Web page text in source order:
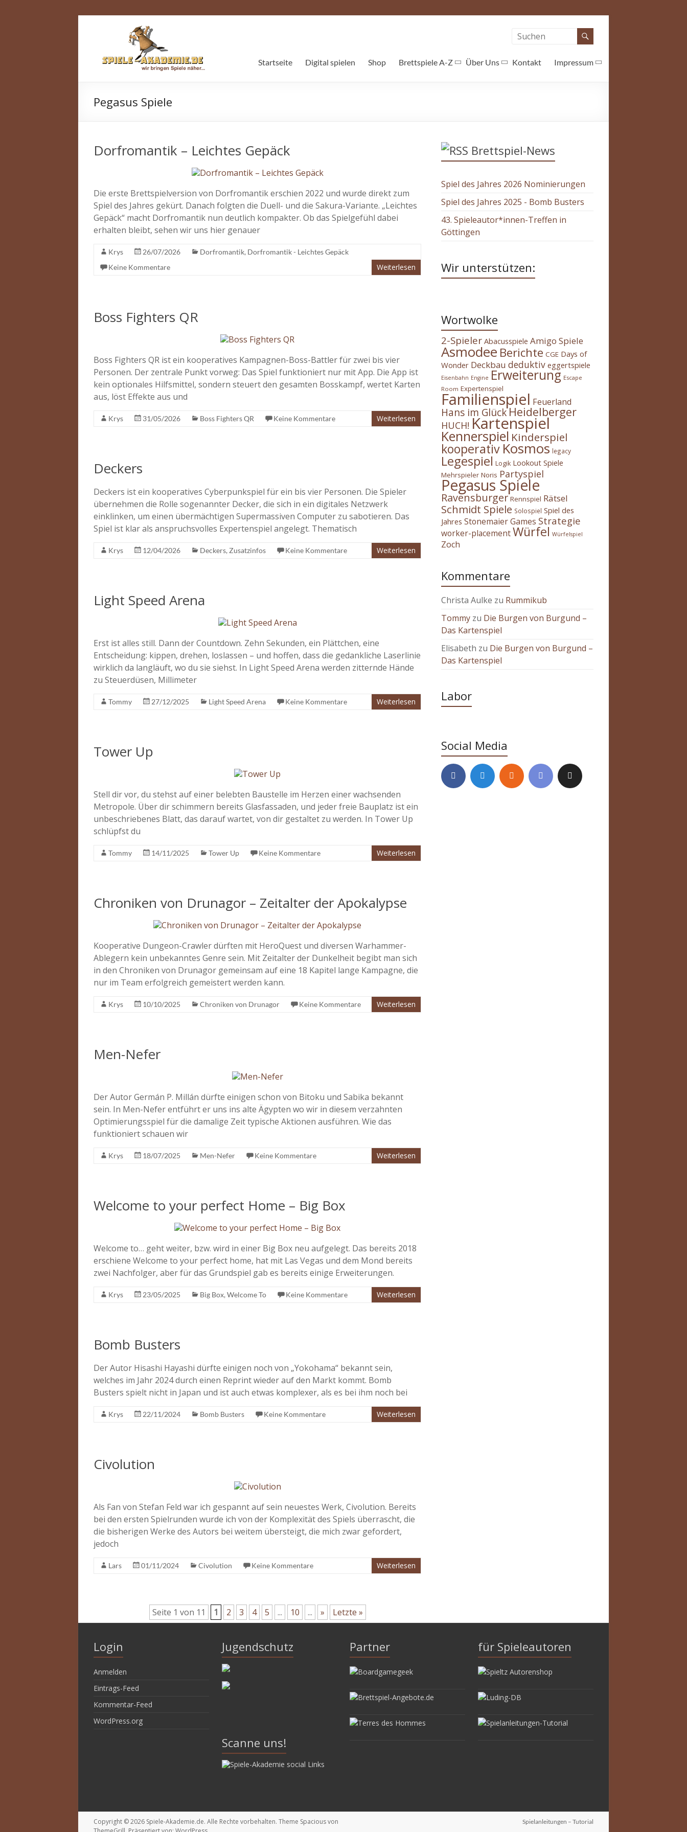
Spiele-
Akademie.de
Spiele
näher…
Startseite Digital spielen Shop Brettspiele A-Z Über Uns Kontakt Impressum
Pegasus Spiele
Dorfromantik – Leichtes Gepäck
Die erste Brettspielversion von Dorfromantik erschien 2022 und wurde direkt zum
Spiel des Jahres gekürt. Danach folgten die Duell- und die Sakura-Variante. „Leichtes
Gepäck“ macht Dorfromantik nun deutlich kompakter. Ob das Spielgefühl dabei
erhalten bleibt, sehen wir uns hier genauer
Krys 26/07/2026 Dorfromantik, Dorfromantik - Leichtes Gepäck
Keine Kommentare
Weiterlesen
Boss Fighters QR
Boss Fighters QR ist ein kooperatives Kampagnen-Boss-Battler für zwei bis vier
Personen. Der zentrale Punkt vorweg: Das Spiel funktioniert nur mit App. Die App ist
kein optionales Hilfsmittel, sondern steuert den gesamten Bosskampf, wertet Karten
aus, löst Effekte aus und
Krys 31/05/2026 Boss Fighters QR Keine Kommentare Weiterlesen
Deckers
Deckers ist ein kooperatives Cyberpunkspiel für ein bis vier Personen. Die Spieler
übernehmen die Rolle sogenannter Decker, die sich in ein digitales Netzwerk
einklinken, um einen übermächtigen Supermassiven Computer zu sabotieren. Das
Spiel ist klar als anspruchsvolles Expertenspiel angelegt. Thematisch
Krys 12/04/2026 Deckers, Zusatzinfos Keine Kommentare Weiterlesen
Light Speed Arena
Erst ist alles still. Dann der Countdown. Zehn Sekunden, ein Plättchen, eine
Entscheidung: kippen, drehen, loslassen – und hoffen, dass die gedankliche Laserlinie
wirklich da langläuft, wo du sie siehst. In Light Speed Arena werden zitternde Hände
zu Steuerdüsen, Millimeter
Tommy 27/12/2025 Light Speed Arena Keine Kommentare Weiterlesen
Tower Up
Stell dir vor, du stehst auf einer belebten Baustelle im Herzen einer wachsenden
Metropole. Über dir schimmern bereits Glasfassaden, und jeder freie Bauplatz ist ein
unbeschriebenes Blatt, das darauf wartet, von dir gestaltet zu werden. In Tower Up
schlüpfst du
Tommy 14/11/2025 Tower Up Keine Kommentare Weiterlesen
Chroniken von Drunagor – Zeitalter der Apokalypse
Kooperative Dungeon-Crawler dürften mit HeroQuest und diversen Warhammer-
Ablegern kein unbekanntes Genre sein. Mit Zeitalter der Dunkelheit begibt man sich
in den Chroniken von Drunagor gemeinsam auf eine 18 Kapitel lange Kampagne, die
nur im Team erfolgreich gemeistert werden kann.
Krys 10/10/2025 Chroniken von Drunagor Keine Kommentare Weiterlesen
Men-Nefer
Der Autor Germán P. Millán dürfte einigen schon von Bitoku und Sabika bekannt
sein. In Men-Nefer entführt er uns ins alte Ägypten wo wir in diesem verzahnten
Optimierungsspiel für die damalige Zeit typische Aktionen ausführen. Wie das
funktioniert schauen wir
Krys 18/07/2025 Men-Nefer Keine Kommentare Weiterlesen
Welcome to your perfect Home – Big Box
Welcome to… geht weiter, bzw. wird in einer Big Box neu aufgelegt. Das bereits 2018
erschiene Welcome to your perfect home, hat mit Las Vegas und dem Mond bereits
zwei Nachfolger, aber für das Grundspiel gab es bereits einige Erweiterungen.
Krys 23/05/2025 Big Box, Welcome To Keine Kommentare Weiterlesen
Bomb Busters
Der Autor Hisashi Hayashi dürfte einigen noch von „Yokohama“ bekannt sein,
welches im Jahr 2024 durch einen Reprint wieder auf den Markt kommt. Bomb
Busters spielt nicht in Japan und ist auch etwas komplexer, als es bei ihm noch bei
Krys 22/11/2024 Bomb Busters Keine Kommentare Weiterlesen
Civolution
Als Fan von Stefan Feld war ich gespannt auf sein neuestes Werk, Civolution. Bereits
bei den ersten Spielrunden wurde ich von der Komplexität des Spiels überrascht, die
die bisherigen Werke des Autors bei weitem übersteigt, die mich zwar gefordert,
jedoch
Lars 01/11/2024 Civolution Keine Kommentare Weiterlesen
Seite 1 von 11 1 2 3 4 5 ... 10 ... » Letzte »
Brettspiel-News
Spiel des Jahres 2026 Nominierungen
Spiel des Jahres 2025 - Bomb Busters
43. Spieleautor*innen-Treffen in
Göttingen
Wir unterstützen:
Wortwolke
2-Spieler Abacusspiele Amigo Spiele
Asmodee Berichte CGE Days of
Wonder Deckbau deduktiv eggertspiele
Eisenbahn Engine Erweiterung Escape
Room Expertenspiel
Familienspiel Feuerland
Hans im Glück Heidelberger
HUCH! Kartenspiel
Kennerspiel Kinderspiel
kooperativ Kosmos legacy
Legespiel Logik Lookout Spiele
Mehrspieler Noris Partyspiel
Pegasus Spiele
Ravensburger Rennspiel Rätsel
Schmidt Spiele Solospiel Spiel des
Jahres Stonemaier Games Strategie
worker-placementWürfel Würfelspiel
Zoch
Kommentare
Christa Aulke zu Rummikub
Tommyzu Die Burgen von Burgund –
Das Kartenspiel
Elisabeth zu Die Burgen von Burgund –
Das Kartenspiel
Labor
Social Media
Login
Anmelden
Eintrags-Feed
Kommentar-Feed
WordPress.org
Jugendschutz
Scanne uns!
Partner für Spieleautoren
Copyright © 2026 Spiele-Akademie.de. Alle Rechte vorbehalten. Theme Spaciousvon
Spielanleitungen – Tutorial